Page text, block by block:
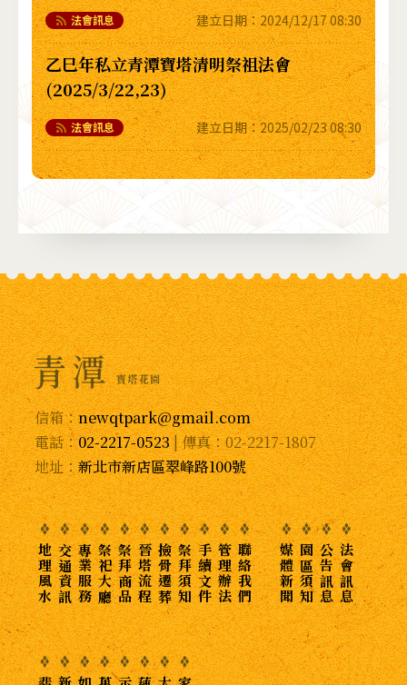
法會訊息 建立日期：2024/12/17 08:30
乙巳年私立青潭寶塔清明祭祖法會
(2025/3/22,23)
法會訊息 建立日期：2025/02/23 08:30
信箱：newqtpark@gmail.com
電話：02-2217-0523| 傳真：02-2217-1807
地址：新北市新店區翠峰路100號
地理風水交通資訊專業服務祭祀大廳祭拜商品晉塔流程撿骨遷葬祭拜須知手續文件管理辦法聯絡我們 媒體新聞園區須知公告訊息法會訊息